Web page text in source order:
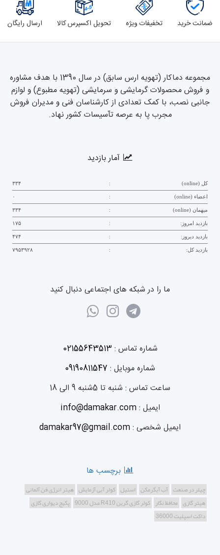
ضمانت خرید تخفیفات ویژه تحویل اکسپرس کالا ارسال رایگان
مجموعه دماکار (تهویه ارس سابق) در سال 1390 با هدف مشاوره
و فروش محصولات گرمایشی و سرمایشی (تهویه مطبوع) و لوازم
جانبی نصب، با کمک تعدادی از کارشناسان فنی و مدیران فروش
مجرب پا به عرصه تآسیسات کشور نهاد.
آمار بازدید
کل (online) : ۳۳۴
اعضاء (online) : ۰
میهمان (online) : ۳۳۴
بازدید امروز: : ۱۷۵
بازدید دیروز: : ۴۷۴
بازدید کل: : ۷۹۵۳۹۲۸
ما را در شبکه های اجتماعی دنبال کنید
شماره تماس : 02155643513
شماره موبایل : 09190811547
ساعت تماس : شنبه تا 5شنبه 9 الی 18
ایمیل :info@damakar.com
ایمیل شخصی : damakar97@gmail.com
برچسب ها
چیلر در صنعت آب آبگرمکن استیل کولر آبی آزمایش هیتر انرژی فن آلمانی
هیتر گازی محافظ نگار کولر گازی گرین R410 مدل 9000
پکیج دیواری گازی
داکت اسپلیت 36000